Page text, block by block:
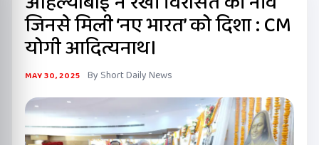
जिनसे मिली ‘नए भारत’ को दिशा : CM
योगी आदित्यनाथ।
MAY 30, 2025 By Short Daily News